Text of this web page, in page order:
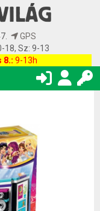
GPS
18, Sz: 9-13
8.: 9-13h